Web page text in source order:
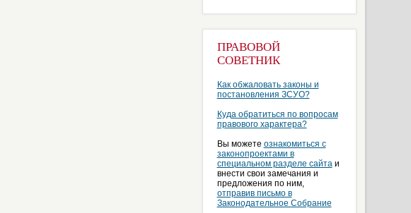
ПРАВОВОЙ
СОВЕТНИК
Как обжаловать законы и
постановления ЗСУО?
Куда обратиться по вопросам
правового характера?
Вы можете ознакомиться с
законопроектами в
специальном разделе сайтаи
внести свои замечания и
предложения по ним,
отправив письмо в
Законодательное Собрание